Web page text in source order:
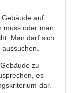
auf
muss oder man
Man darf sich
zu
es
dar.